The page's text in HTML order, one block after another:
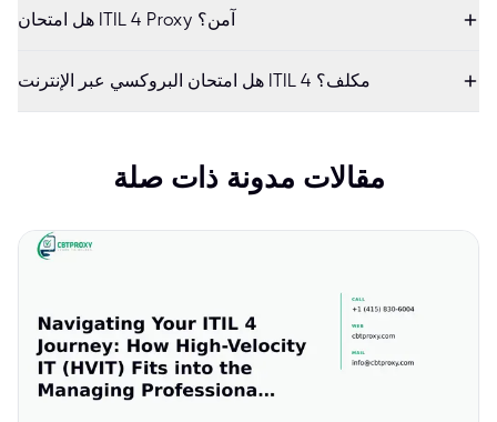
هل امتحان ITIL 4 Proxy آمن؟
هل امتحان البروكسي عبر الإنترنت ITIL 4 مكلف؟
مقالات مدونة ذات صلة